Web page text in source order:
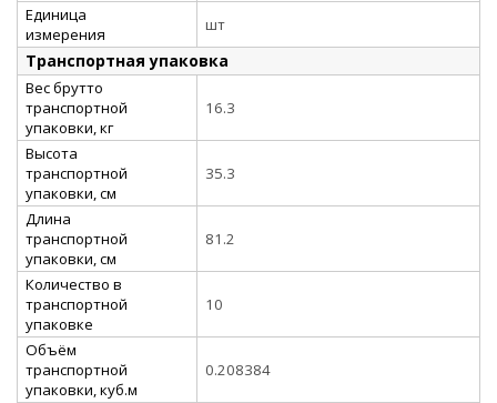
Единица
измерения
шт
Транспортная упаковка
Вес брутто
транспортной
упаковки, кг
16.3
Высота
транспортной
упаковки, см
35.3
Длина
транспортной
упаковки, см
81.2
Количество в
транспортной
упаковке
10
Объём
транспортной
упаковки, куб.м
0.208384